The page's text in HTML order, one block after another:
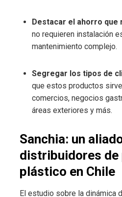
Destacar el ahorro que
no requieren instalación
mantenimiento complejo.
Segregar los tipos de
que estos productos
comercios, negocios
áreas exteriores y más.
Sanchia: un
distribuidores de
plástico en Chile
El estudio sobre la dinámica